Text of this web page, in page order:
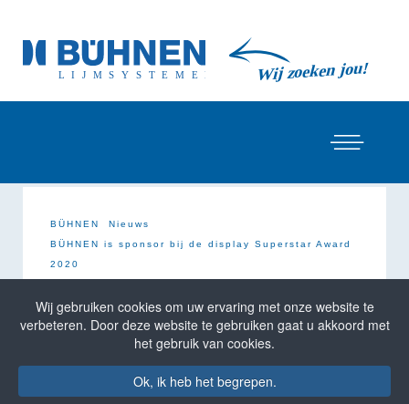
BÜHNEN
Nieuws
BÜHNEN is sponsor bij de display Superstar Award
2020
BÜHNEN is sponsor bij de display
Superstar Award 2020
Silber Sponsor de
Prijsuitreiking van de display
Wij gebruiken cookies om uw ervaring met onze website te
verbeteren. Door deze website te gebruiken gaat u akkoord met
het gebruik van cookies.
Ok, ik heb het begrepen.